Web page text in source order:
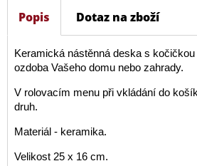
Popis Dotaz na zboží
Keramická nástěnná deska s
ozdoba Vašeho domu nebo zahrady.
V rolovacím menu při vkládání do
druh.
Materiál - keramika.
Velikost 25 x 16 cm.